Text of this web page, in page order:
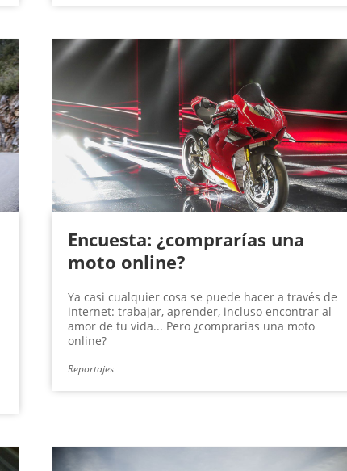
Encuesta: ¿comprarías una
moto online?
Ya casi cualquier cosa se puede hacer a través de
internet: trabajar, aprender, incluso encontrar al
amor de tu vida... Pero ¿comprarías una moto
online?
Reportajes